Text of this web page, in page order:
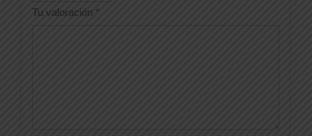
Tu valoración *